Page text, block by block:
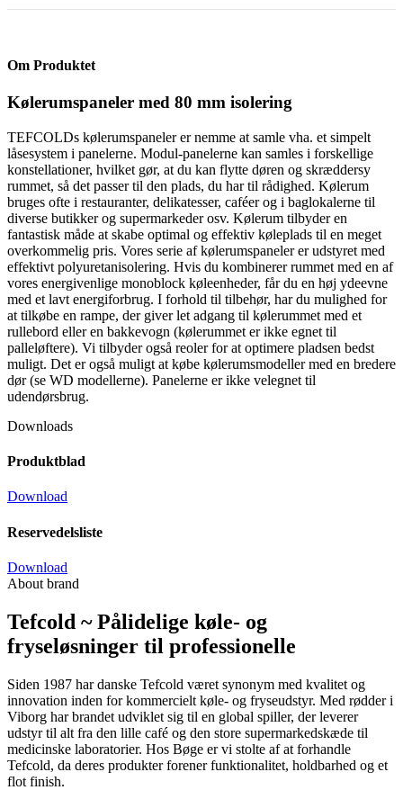
Om Produktet
Kølerumspaneler med 80 mm isolering
TEFCOLDs kølerumspaneler er nemme at samle vha. et simpelt
låsesystem i panelerne. Modul-panelerne kan samles i forskellige
konstellationer, hvilket gør, at du kan flytte døren og skræddersy
rummet, så det passer til den plads, du har til rådighed. Kølerum
bruges ofte i restauranter, delikatesser, caféer og i baglokalerne til
diverse butikker og supermarkeder osv. Kølerum tilbyder en
fantastisk måde at skabe optimal og effektiv køleplads til en meget
overkommelig pris. Vores serie af kølerumspaneler er udstyret med
effektivt polyuretanisolering. Hvis du kombinerer rummet med en af
vores energivenlige monoblock køleenheder, får du en høj ydeevne
med et lavt energiforbrug. I forhold til tilbehør, har du mulighed for
at tilkøbe en rampe, der giver let adgang til kølerummet med et
rullebord eller en bakkevogn (kølerummet er ikke egnet til
palleløftere). Vi tilbyder også reoler for at optimere pladsen bedst
muligt. Det er også muligt at købe kølerumsmodeller med en bredere
dør (se WD modellerne). Panelerne er ikke velegnet til
udendørsbrug.
Downloads
Produktblad
Download
Reservedelsliste
Download
About brand
Tefcold ~ Pålidelige køle- og
fryseløsninger til professionelle
Siden 1987 har danske Tefcold været synonym med kvalitet og
innovation inden for kommercielt køle- og fryseudstyr. Med rødder i
Viborg har brandet udviklet sig til en global spiller, der leverer
udstyr til alt fra den lille café og den store supermarkedskæde til
medicinske laboratorier. Hos Bøge er vi stolte af at forhandle
Tefcold, da deres produkter forener funktionalitet, holdbarhed og et
flot finish.